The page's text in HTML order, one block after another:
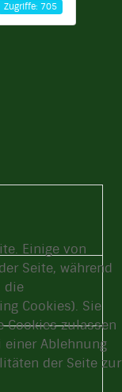
Zugriffe: 705
Einige von
Seite, während
die
Cookies). Sie
Cookies zulassen
einer Ablehnung
der Seite zur